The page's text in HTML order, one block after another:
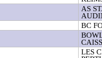
AS
BC
LES